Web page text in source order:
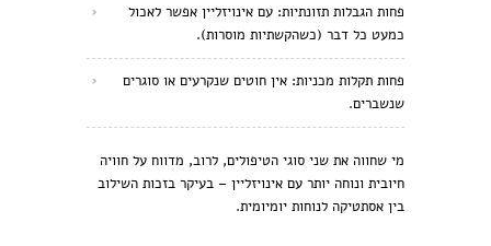
פחות הגבלות תזונתיות: עם אינויזליין אפשר לאכול
כמעט כל דבר (כשהקשתיות מוסרות).
פחות תקלות מכניות: אין חוטים שנקרעים או סוגרים
שנשברים.
מי שחווה את שני סוגי הטיפולים, לרוב, מדווח על חוויה
חיובית ונוחה יותר עם אינויזליין – בעיקר בזכות השילוב
בין אסתטיקה לנוחות יומיומית.